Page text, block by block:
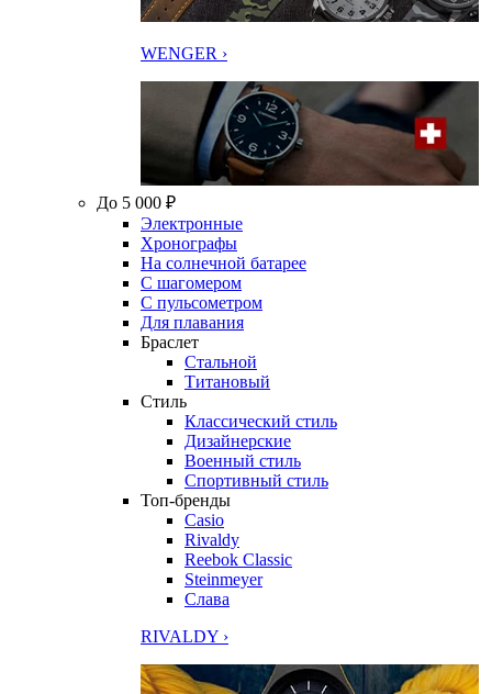
WENGER ›
До 5 000 ₽
Электронные
Хронографы
На солнечной батарее
С шагомером
С пульсометром
Для плавания
Браслет
Стальной
Титановый
Стиль
Классический стиль
Дизайнерские
Военный стиль
Спортивный стиль
Топ-бренды
Casio
Rivaldy
Reebok Classic
Steinmeyer
Слава
RIVALDY ›